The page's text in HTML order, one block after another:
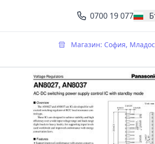
0700 19 077,
Магазин: София,